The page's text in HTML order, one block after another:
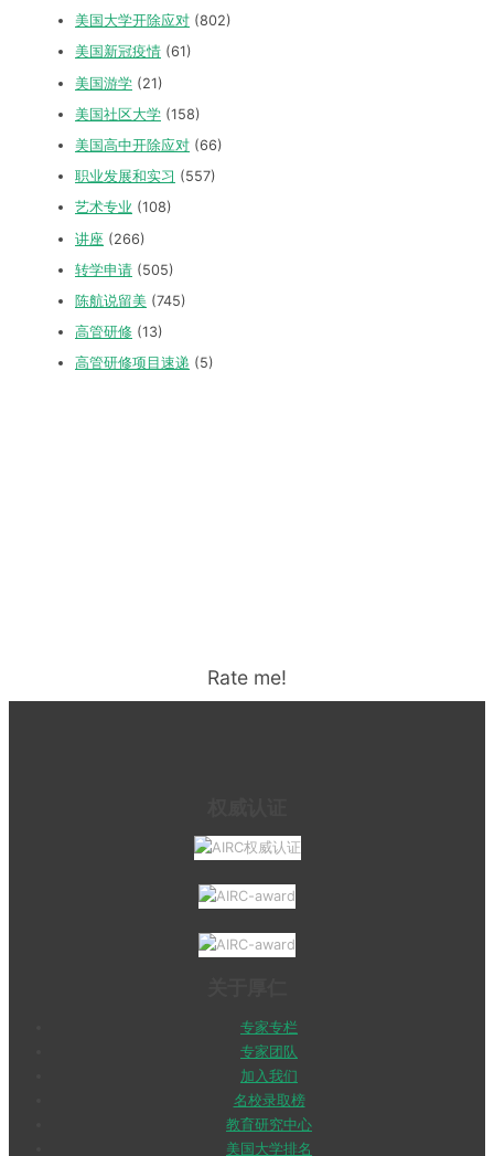
美国大学开除应对 (802)
美国新冠疫情 (61)
美国游学 (21)
美国社区大学 (158)
美国高中开除应对 (66)
职业发展和实习 (557)
艺术专业 (108)
讲座 (266)
转学申请 (505)
陈航说留美 (745)
高管研修 (13)
高管研修项目速递 (5)
Rate me!
专家专栏
专家团队
加入我们
名校录取榜
教育研究中心
美国大学排名